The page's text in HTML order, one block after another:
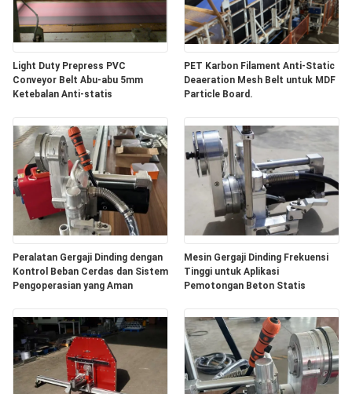
Light Duty Prepress PVC
Conveyor Belt Abu-abu 5mm
Ketebalan Anti-statis
PET Karbon Filament Anti-Static
Deaeration Mesh Belt untuk MDF
Particle Board.
Peralatan Gergaji Dinding dengan
Kontrol Beban Cerdas dan Sistem
Pengoperasian yang Aman
Mesin Gergaji Dinding Frekuensi
Tinggi untuk Aplikasi
Pemotongan Beton Statis